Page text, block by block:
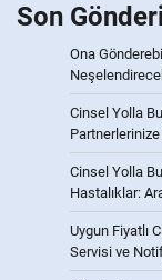
Son
Ona
Cinsel Yolla
Cinsel Yolla
Hastalıklar:
Uygun Fiyatlı
Servisi ve